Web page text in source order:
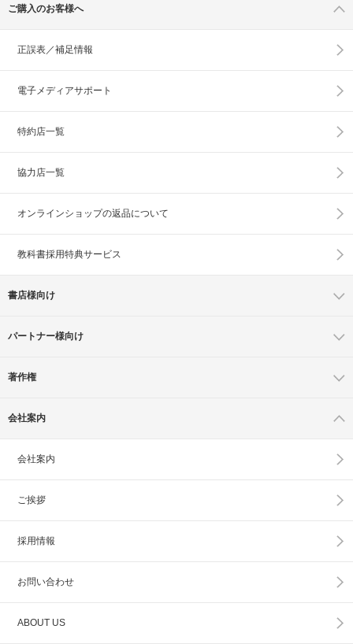
ご購入のお客様へ
正誤表／補足情報
電子メディアサポート
特約店一覧
協力店一覧
オンラインショップの返品について
教科書採用特典サービス
書店様向け
パートナー様向け
著作権
会社案内
会社案内
ご挨拶
採用情報
お問い合わせ
ABOUT US